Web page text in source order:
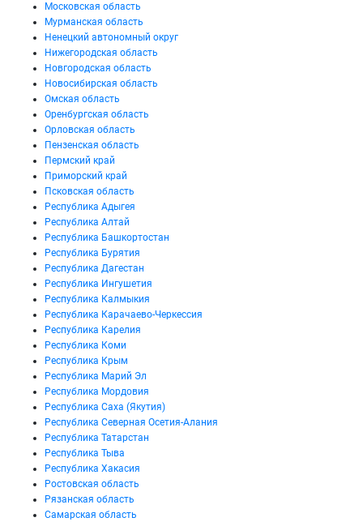
Московская область
Мурманская область
Ненецкий автономный округ
Нижегородская область
Новгородская область
Новосибирская область
Омская область
Оренбургская область
Орловская область
Пензенская область
Пермский край
Приморский край
Псковская область
Республика Адыгея
Республика Алтай
Республика Башкортостан
Республика Бурятия
Республика Дагестан
Республика Ингушетия
Республика Калмыкия
Республика Карачаево-Черкессия
Республика Карелия
Республика Коми
Республика Крым
Республика Марий Эл
Республика Мордовия
Республика Саха (Якутия)
Республика Северная Осетия-Алания
Республика Татарстан
Республика Тыва
Республика Хакасия
Ростовская область
Рязанская область
Самарская область